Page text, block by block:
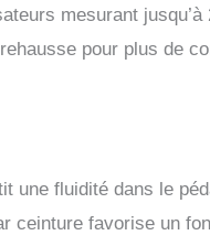
mesurant
pour plus de
une fluidité dans le
ceinture favorise un